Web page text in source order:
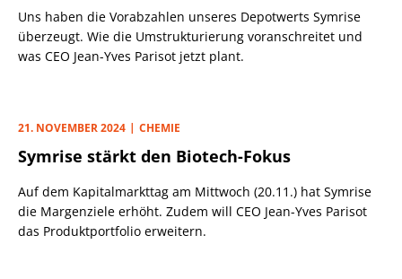
Uns haben die Vorabzahlen unseres Depotwerts Symrise
überzeugt. Wie die Umstrukturierung voranschreitet und
was CEO Jean-Yves Parisot jetzt plant.
21. NOVEMBER 2024 CHEMIE
Symrise stärkt den Biotech-Fokus
Auf dem Kapitalmarkttag am Mittwoch (20.11.) hat Symrise
die Margenziele erhöht. Zudem will CEO Jean-Yves Parisot
das Produktportfolio erweitern.